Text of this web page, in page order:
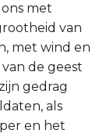
met
van
met wind en
de geest
gedrag
als
en het